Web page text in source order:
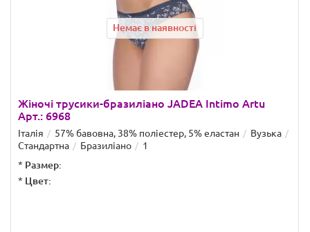
Немає в наявності
Жіночі трусики-бразиліано JADEA Intimo Artu
Арт.: 6968
Італія 57% бавовна, 38% поліестер, 5% еластан
Вузька
Стандартна
Бразиліано
1
* Размер:
* Цвет: